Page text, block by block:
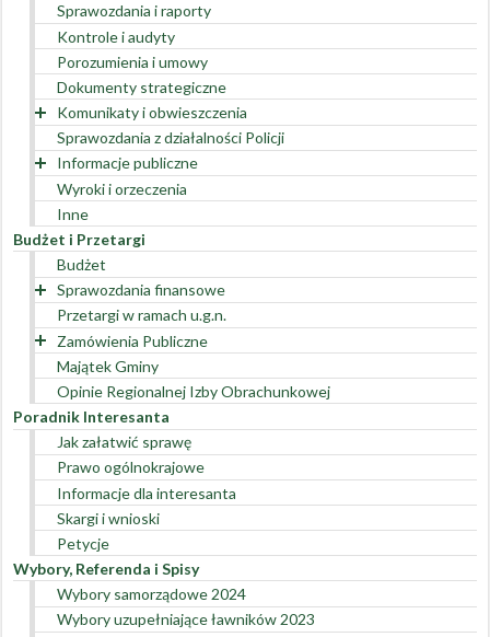
Sprawozdania i raporty
Kontrole i audyty
Porozumienia i umowy
Dokumenty strategiczne
Komunikaty i obwieszczenia
Wykaz zgromadzeń publicznych
Pozostałe
Sprawozdania z działalności Policji
Informacje publiczne
Interpretacje
Decyzje
Wyroki i orzeczenia
Inne
Budżet i Przetargi
Budżet
Sprawozdania finansowe
Rok 2022
Rok 2021
Rok 2020
Rok 2019
Rok 2018
Przetargi w ramach u.g.n.
Zamówienia Publiczne
Zamówienia powyżej 130 000 zł
Przetargi Archiwalne
Zamówienia poniżej 130 000 zł
Archiwum
Plan zamówień publicznych
Rejestr umów
Rejestr umów w roku 2023
Rejestr umów w roku 2022
Rejestr umów w roku 2021
Rejestr umów w roku 2020
Rejestr umów w roku 2019
Rejestr umów w roku 2018
Rejestr umów w roku 2017
Majątek Gminy
Opinie Regionalnej Izby Obrachunkowej
Poradnik Interesanta
Jak załatwić sprawę
Prawo ogólnokrajowe
Informacje dla interesanta
Skargi i wnioski
Petycje
Wybory, Referenda i Spisy
Wybory samorządowe 2024
Wybory uzupełniające ławników 2023